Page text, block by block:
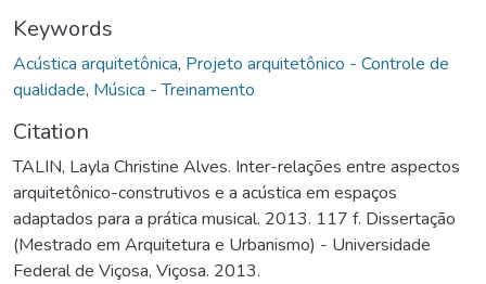
Keywords
Acústica arquitetônica, Projeto arquitetônico - Controle de
qualidade, Música - Treinamento
Citation
TALIN, Layla Christine Alves. Inter-relações entre aspectos
arquitetônico-construtivos e a acústica em espaços
adaptados para a prática musical. 2013. 117 f. Dissertação
(Mestrado em Arquitetura e Urbanismo) - Universidade
Federal de Viçosa, Viçosa. 2013.